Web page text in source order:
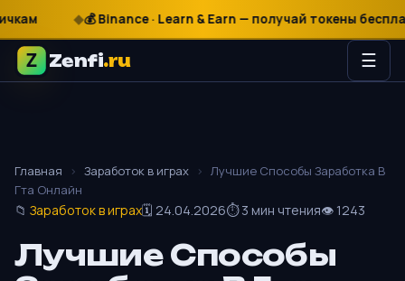
₽
$
€💰 Binance · Learn & Earn — получай токены бесплатно
Zenfi.ru ☰
Главная › Заработок в играх › Лучшие Способы Заработка В
Гта Онлайн
📁 Заработок в играх🗓 24.04.2026⏱ 3 мин чтения👁 1243
Лучшие Способы